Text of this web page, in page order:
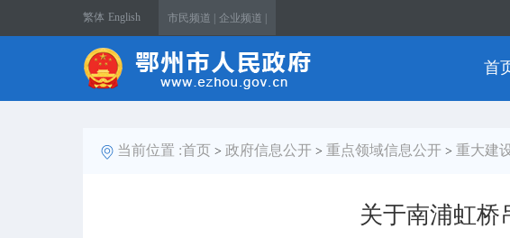
繁体 English 市民频道 | 企业频道 |
首
当前位置 :首页 > 政府信息公开 > 重点领域信息公开 > 重大建
关于南浦虹桥